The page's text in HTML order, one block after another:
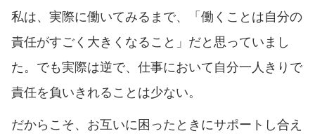
私は、実際に働いてみるまで、「働くことは自分の
責任がすごく大きくなること」だと思っていまし
た。でも実際は逆で、仕事において自分一人きりで
責任を負いきれることは少ない。
だからこそ、お互いに困ったときにサポートし合え